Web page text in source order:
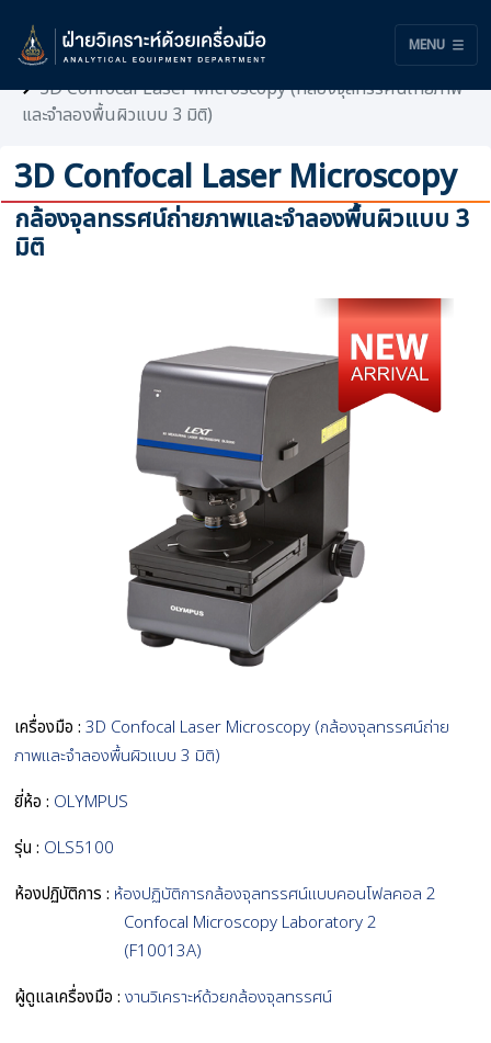
MENU
เครื่องมือ
3D Confocal Laser Microscopy (กล้องจุลทรรศน์ถ่ายภาพ
และจำลองพื้นผิวแบบ 3 มิติ)
3D Confocal Laser Microscopy
กล้องจุลทรรศน์ถ่ายภาพและจำลองพื้นผิวแบบ 3
มิติ
เครื่องมือ :3D Confocal Laser Microscopy (กล้องจุลทรรศน์ถ่าย
ภาพและจำลองพื้นผิวแบบ 3 มิติ)
ยี่ห้อ : OLYMPUS
รุ่น : OLS5100
ห้องปฏิบัติการ : ห้องปฏิบัติการกล้องจุลทรรศน์แบบคอนโฟลคอล 2
Confocal Microscopy Laboratory 2
(F10013A)
ผู้ดูแลเครื่องมือ : งานวิเคราะห์ด้วยกล้องจุลทรรศน์